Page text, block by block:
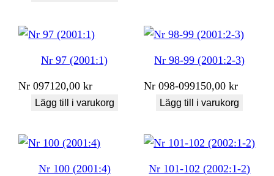
Nr 97 (2001:1)
Nr 097120,00kr
Lägg till i varukorg
Nr 98-99 (2001:2-3)
Nr 098-099150,00kr
Lägg till i varukorg
Nr 100 (2001:4) Nr 101-102 (2002:1-2)